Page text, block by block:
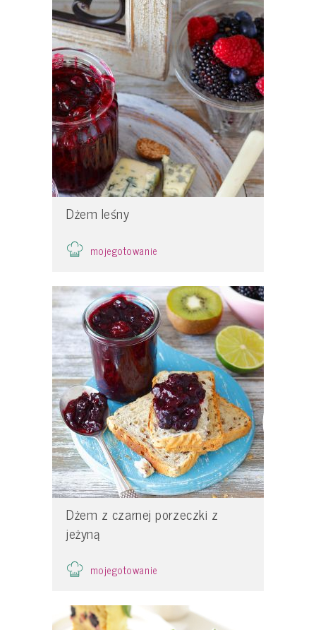
Dżem leśny
mojegotowanie
Dżem z czarnej porzeczki z
jeżyną
mojegotowanie